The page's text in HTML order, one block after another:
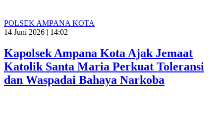
POLSEK AMPANA KOTA
14 Juni 2026 | 14:02
Kapolsek Ampana Kota Ajak Jemaat
Katolik Santa Maria Perkuat Toleransi
dan Waspadai Bahaya Narkoba